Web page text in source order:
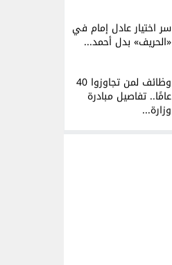
سر اختيار عادل إمام في
«الحريف» بدل أحمد...
وظائف لمن تجاوزوا 40
عامًا.. تفاصيل مبادرة
وزارة...